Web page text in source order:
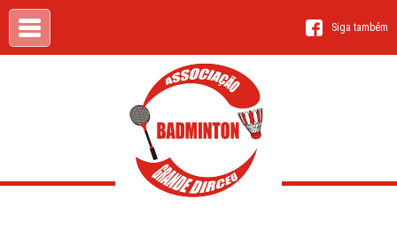
Siga também